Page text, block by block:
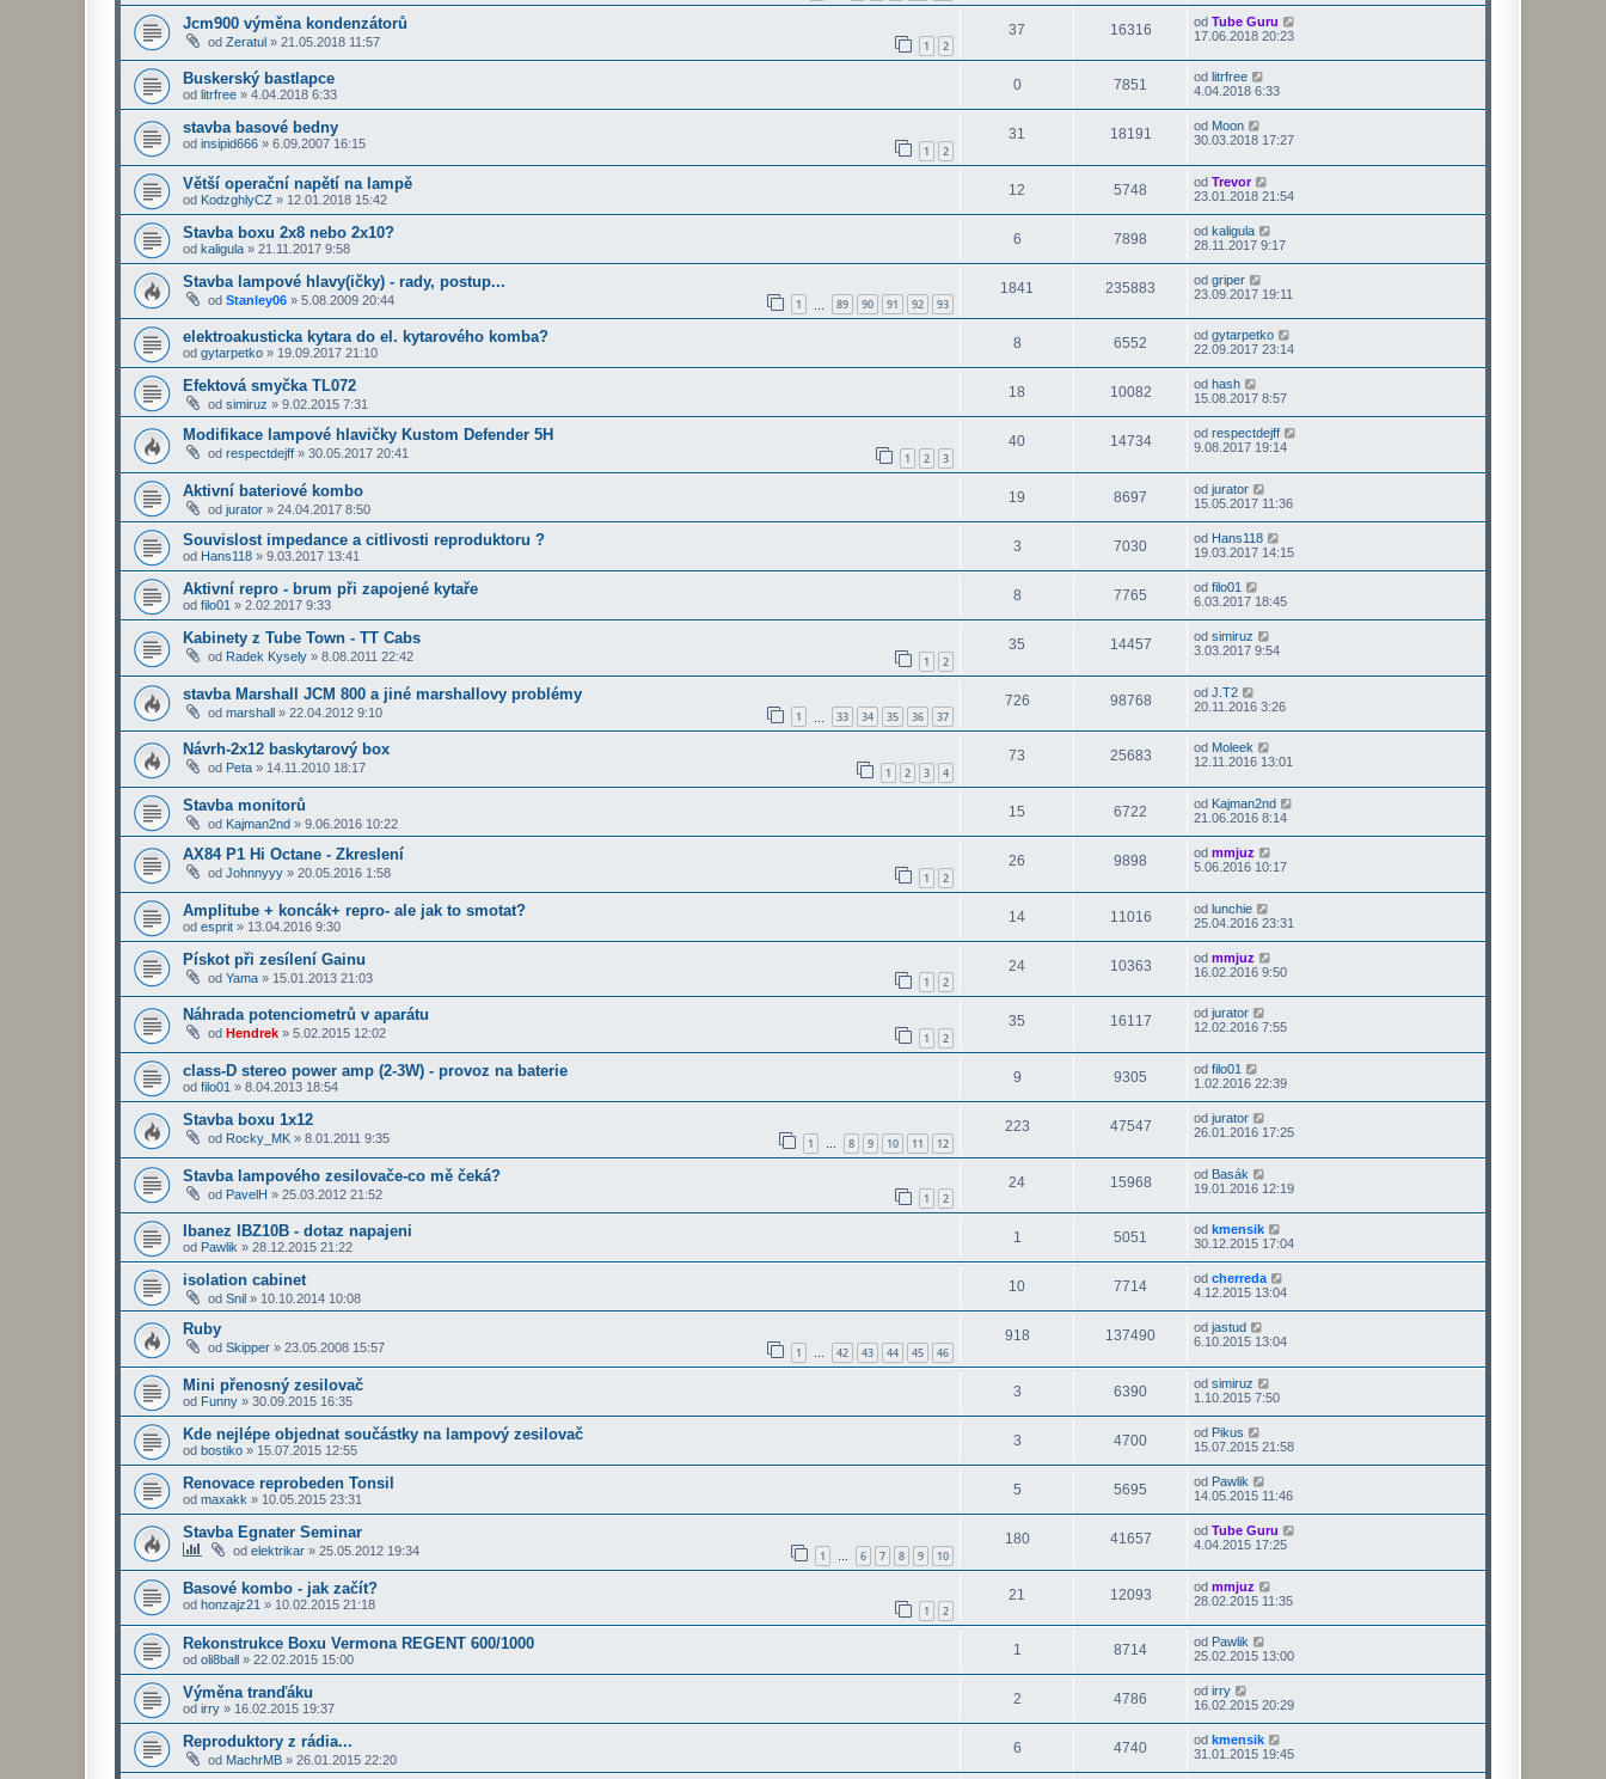
Jcm900 výměna kondenzátorů
od Zeratul » 21.05.2018 11:57 1 2
37 16316 od Tube Guru
17.06.2018 20:23
Buskerský bastlapce
od litrfree » 4.04.2018 6:33
0 7851 od litrfree
4.04.2018 6:33
stavba basové bedny
od insipid666 » 6.09.2007 16:15 1 2
31 18191 od Moon
30.03.2018 17:27
Větší operační napětí na lampě
od KodzghlyCZ » 12.01.2018 15:42
12 5748 od Trevor
23.01.2018 21:54
Stavba boxu 2x8 nebo 2x10?
od kaligula » 21.11.2017 9:58
6 7898 od kaligula
28.11.2017 9:17
Stavba lampové hlavy(ičky) - rady, postup...
od Stanley06 » 5.08.2009 20:44 1 89 90 91 92 93
1841 235883 od griper
23.09.2017 19:11
elektroakusticka kytara do el. kytarového komba?
od gytarpetko » 19.09.2017 21:10
8 6552 od gytarpetko
22.09.2017 23:14
Efektová smyčka TL072
od simiruz » 9.02.2015 7:31
18 10082 od hash
15.08.2017 8:57
Modifikace lampové hlavičky Kustom Defender 5H
od respectdejff » 30.05.2017 20:41 1 2 3
40 14734 od respectdejff
9.08.2017 19:14
Aktivní bateriové kombo
od jurator » 24.04.2017 8:50
19 8697 od jurator
15.05.2017 11:36
Souvislost impedance a citlivosti reproduktoru ?
od Hans118 » 9.03.2017 13:41
3 7030 od Hans118
19.03.2017 14:15
Aktivní repro - brum při zapojené kytaře
od filo01 » 2.02.2017 9:33
8 7765 od filo01
6.03.2017 18:45
Kabinety z Tube Town - TT Cabs
od Radek Kysely » 8.08.2011 22:42 1 2
35 14457 od simiruz
3.03.2017 9:54
stavba Marshall JCM 800 a jiné marshallovy problémy
od marshall » 22.04.2012 9:10 1 33 34 35 36 37
726 98768 od J.T2
20.11.2016 3:26
Návrh-2x12 baskytarový box
od Peta » 14.11.2010 18:17 1 2 3 4
73 25683 od Moleek
12.11.2016 13:01
Stavba monitorů
od Kajman2nd » 9.06.2016 10:22
15 6722 od Kajman2nd
21.06.2016 8:14
AX84 P1 Hi Octane - Zkreslení
od Johnnyyy » 20.05.2016 1:58 1 2
26 9898 od mmjuz
5.06.2016 10:17
Amplitube + koncák+ repro- ale jak to smotat?
od esprit » 13.04.2016 9:30
14 11016 od lunchie
25.04.2016 23:31
Pískot při zesílení Gainu
od Yama » 15.01.2013 21:03 1 2
24 10363 od mmjuz
16.02.2016 9:50
Náhrada potenciometrů v aparátu
od Hendrek » 5.02.2015 12:02 1 2
35 16117 od jurator
12.02.2016 7:55
class-D stereo power amp (2-3W) - provoz na baterie
od filo01 » 8.04.2013 18:54
9 9305 od filo01
1.02.2016 22:39
Stavba boxu 1x12
od Rocky_MK » 8.01.2011 9:35 1 … 8 9 10 11 12
223 47547 od jurator
26.01.2016 17:25
Stavba lampového zesilovače-co mě čeká?
od PavelH » 25.03.2012 21:52 1 2
24 15968 od Basák
19.01.2016 12:19
Ibanez IBZ10B - dotaz napajeni
od Pawlik » 28.12.2015 21:22
1 5051 od kmensik
30.12.2015 17:04
isolation cabinet
od Snil » 10.10.2014 10:08
10 7714 od cherreda
4.12.2015 13:04
Ruby
od Skipper » 23.05.2008 15:57 1 … 42 43 44 45 46
918 137490 od jastud
6.10.2015 13:04
Mini přenosný zesilovač
od Funny » 30.09.2015 16:35
3 6390 od simiruz
1.10.2015 7:50
Kde nejlépe objednat součástky na lampový zesilovač
od bostiko » 15.07.2015 12:55
3 4700 od Pikus
15.07.2015 21:58
Renovace reprobeden Tonsil
od maxakk » 10.05.2015 23:31
5 5695 od Pawlik
14.05.2015 11:46
Stavba Egnater Seminar
od elektrikar » 25.05.2012 19:34 1 6 7 8 9 10
180 41657 od Tube Guru
4.04.2015 17:25
Basové kombo - jak začít?
od honzajz21 » 10.02.2015 21:18 1 2
21 12093 od mmjuz
28.02.2015 11:35
Rekonstrukce Boxu Vermona REGENT 600/1000
od oli8ball » 22.02.2015 15:00
1 8714 od Pawlik
25.02.2015 13:00
Výměna tranďáku
od irry » 16.02.2015 19:37
2 4786 od irry
16.02.2015 20:29
Reproduktory z rádia...
od MachrMB » 26.01.2015 22:20
6 4740 od kmensik
31.01.2015 19:45